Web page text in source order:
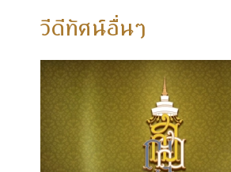
วีดีทัศน์อื่นๆ